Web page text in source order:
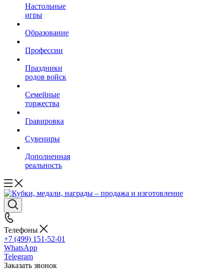
Настольные
игры
Образование
Профессии
Праздники
родов войск
Семейные
торжества
Гравировка
Сувениры
Дополненная
реальность
Телефоны
+7 (499) 151-52-01
WhatsApp
Telegram
Заказать звонок